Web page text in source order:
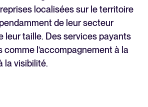
localisées sur le territoire
de leur secteur
leur taille. Des services payants
comme l’accompagnement à la
la visibilité.